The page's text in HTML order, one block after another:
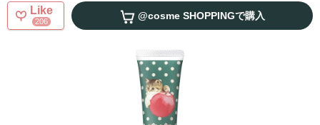
Like
206 @cosme SHOPPINGで購入